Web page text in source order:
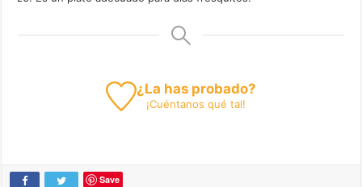
¿La has probado?
¡Cuéntanos qué tal!
Save